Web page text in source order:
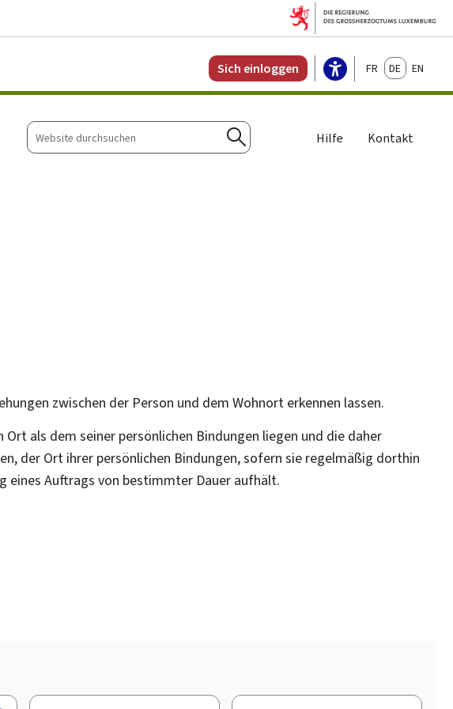
Sich einloggen FrançaisDeutschEnglish
Website
durchsuchen
Suchen
Hilfe Kontakt
zwischen der Person und dem Wohnort erkennen lassen.
als dem seiner persönlichen Bindungen liegen und die daher
der Ort ihrer persönlichen Bindungen, sofern sie regelmäßig dorthin
eines Auftrags von bestimmter Dauer aufhält.